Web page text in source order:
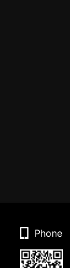
Phone